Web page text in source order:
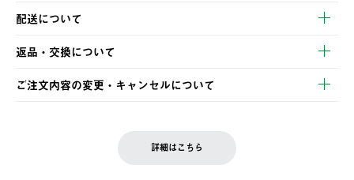
以下のいずれかの方法でお支払いいただけます。
・クレジットカード決済
・コンビニ決済
・Pay-easy決済
配送について
【発送スケジュール】
ご注文・ご入金完了より2営業日以内に商品を発送いたします。
土日祝の発送はございませんので、木曜日以降のご注文は週明け
の発送となる場合がございます。
返品・交換について
※お客様都合の場合
お客様都合の返品にかかる送料は、お客様ご負担とさせていただ
ご注文内容の変更・キャンセルについて
LOGOS FAMILY会員の方は、会員マイページ内 購入履歴画面に
詳細はこちら